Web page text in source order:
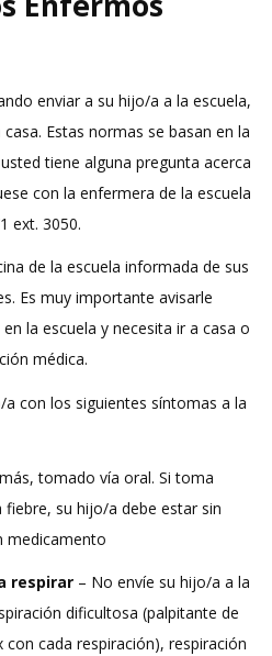
enviar a su hijo/a a la escuela,
Estas normas se basan en la
tiene alguna pregunta acerca
con la enfermera de la escuela
ext. 3050.
de la escuela informada de sus
Es muy importante avisarle
la escuela y necesita ir a casa o
médica.
con los siguientes síntomas a la
tomado vía oral. Si toma
su hijo/a debe estar sin
medicamento
respirar– No envíe su hijo/a a la
dificultosa (palpitante de
cada respiración), respiración